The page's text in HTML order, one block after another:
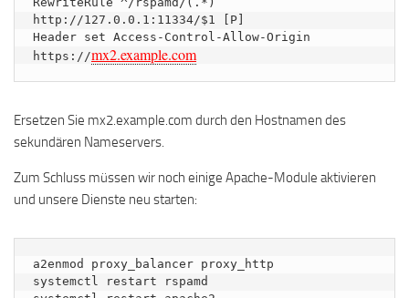
http://127.0.0.1:11334/$1 [P]
Header set Access-Control-Allow-Origin
https://mx2.example.com
Ersetzen Sie mx2.example.com durch den Hostnamen des
sekundären Nameservers.
Zum Schluss müssen wir noch einige Apache-Module aktivieren
und unsere Dienste neu starten:
a2enmod proxy_balancer proxy_http
systemctl restart rspamd